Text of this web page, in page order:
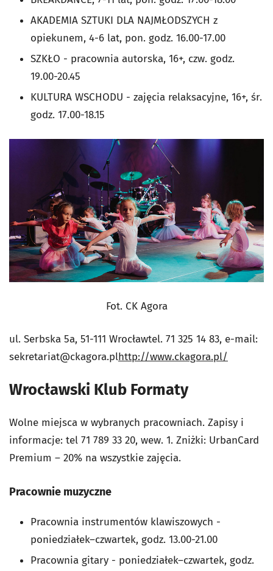
AKADEMIA SZTUKI DLA NAJMŁODSZYCH z
opiekunem, 4-6 lat, pon. godz. 16.00-17.00
SZKŁO - pracownia autorska, 16+, czw. godz.
19.00-20.45
KULTURA WSCHODU - zajęcia relaksacyjne, 16+, śr.
godz. 17.00-18.15
Fot. CK Agora
ul. Serbska 5a, 51-111 Wrocławtel. 71 325 14 83, e-mail:
sekretariat@ckagora.plhttp://www.ckagora.pl/
Wrocławski Klub Formaty
Wolne miejsca w wybranych pracowniach. Zapisy i
informacje: tel 71 789 33 20, wew. 1. Zniżki: UrbanCard
Premium – 20% na wszystkie zajęcia.
Pracownie muzyczne
Pracownia instrumentów klawiszowych -
poniedziałek–czwartek, godz. 13.00-21.00
Pracownia gitary - poniedziałek–czwartek, godz.